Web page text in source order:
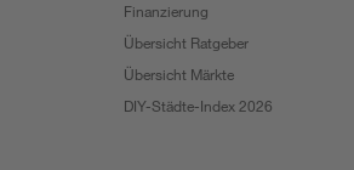
Finanzierung
Übersicht Ratgeber
Übersicht Märkte
DIY-Städte-Index 2026